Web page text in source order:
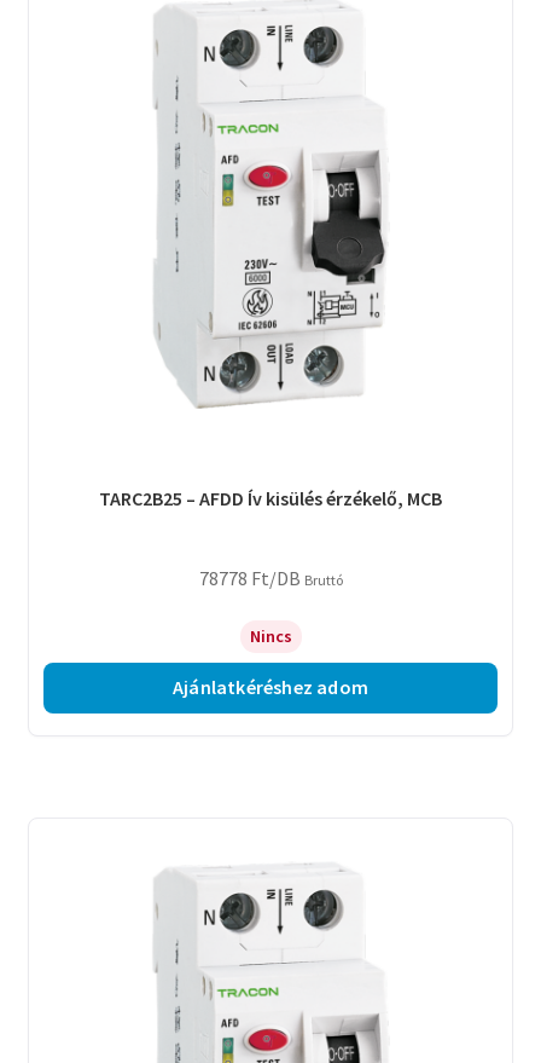
TARC2B25 – AFDD Ív kisülés érzékelő, MCB
78778 Ft/DB Bruttó
Nincs
Ajánlatkéréshez adom